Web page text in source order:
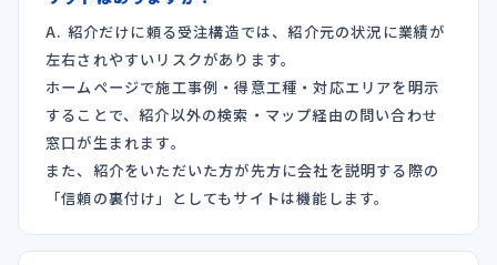
A. 紹介だけに頼る受注構造では、紹介元の状況に業績が
左右されやすいリスクがあります。
ホームページで施工事例・得意工種・対応エリアを明示
することで、紹介以外の検索・マップ経由の問い合わせ
窓口が生まれます。
また、紹介をいただいた方が先方に会社を説明する際の
「信頼の裏付け」としてもサイトは機能します。